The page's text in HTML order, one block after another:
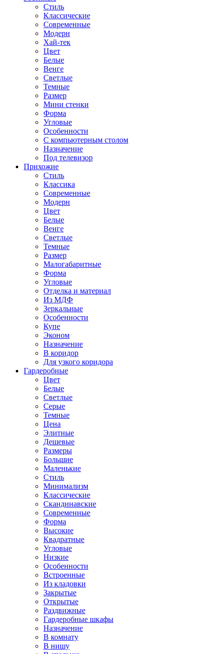
Стиль
Классические
Современные
Модерн
Хай-тек
Цвет
Белые
Венге
Светлые
Темные
Размер
Мини стенки
Форма
Угловые
Особенности
С компьютерным столом
Назначение
Под телевизор
Прихожие
Стиль
Классика
Современные
Модерн
Цвет
Белые
Венге
Светлые
Темные
Размер
Малогабаритные
Форма
Угловые
Отделка и материал
Из МДФ
Зеркальные
Особенности
Купе
Эконом
Назначение
В коридор
Для узкого коридора
Гардеробные
Цвет
Белые
Светлые
Серые
Темные
Цена
Элитные
Дешевые
Размеры
Большие
Маленькие
Стиль
Минимализм
Классические
Скандинавские
Современные
Форма
Высокие
Квадратные
Угловые
Низкие
Особенности
Встроенные
Из кладовки
Закрытые
Открытые
Раздвижные
Гардеробные шкафы
Назначение
В комнату
В нишу